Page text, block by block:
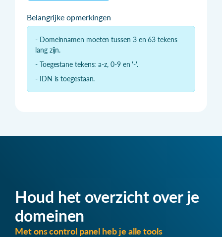
Belangrijke opmerkingen
- Domeinnamen moeten tussen 3 en 63 tekens
lang zijn.
- Toegestane tekens: a-z, 0-9 en '-'.
- IDN is toegestaan.
Houd het overzicht over je
domeinen
Met ons control panel heb je alle tools